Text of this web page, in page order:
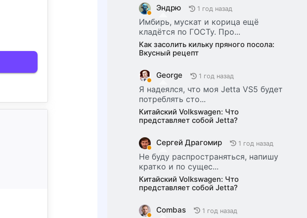
Эндрю 1 год назад
Имбирь, мускат и корица ещё
кладётся по ГОСТу. Про...
Как засолить кильку пряного посола:
Вкусный рецепт
George 1 год назад
Я надеялся, что моя Jetta VS5 будет
потреблять сто...
Китайский Volkswagen: Что
представляет собой Jetta?
Сергей Драгомир 1 год назад
Не буду распространяться, напишу
кратко и по сущес...
Китайский Volkswagen: Что
представляет собой Jetta?
Combas 1 год назад